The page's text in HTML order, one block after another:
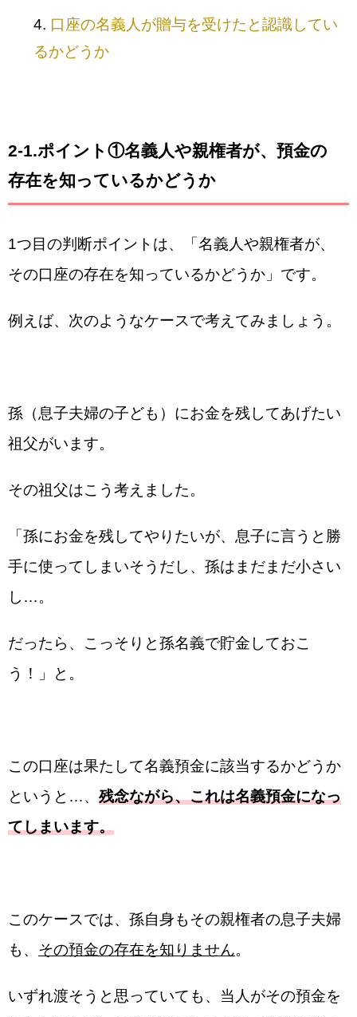
口座の名義人が贈与を受けたと認識してい
るかどうか
2-1.ポイント①名義人や親権者が、預金の
存在を知っているかどうか
1つ目の判断ポイントは、「名義人や親権者が、
その口座の存在を知っているかどうか」です。
例えば、次のようなケースで考えてみましょう。
孫（息子夫婦の子ども）にお金を残してあげたい
祖父がいます。
その祖父はこう考えました。
「孫にお金を残してやりたいが、息子に言うと勝
手に使ってしまいそうだし、孫はまだまだ小さい
し…。
だったら、こっそりと孫名義で貯金しておこ
う！」と。
この口座は果たして名義預金に該当するかどうか
というと…、 残念ながら、これは名義預金になっ
てしまいます。
このケースでは、孫自身もその親権者の息子夫婦
も、 その預金の存在を知りません。
いずれ渡そうと思っていても、当人がその預金を